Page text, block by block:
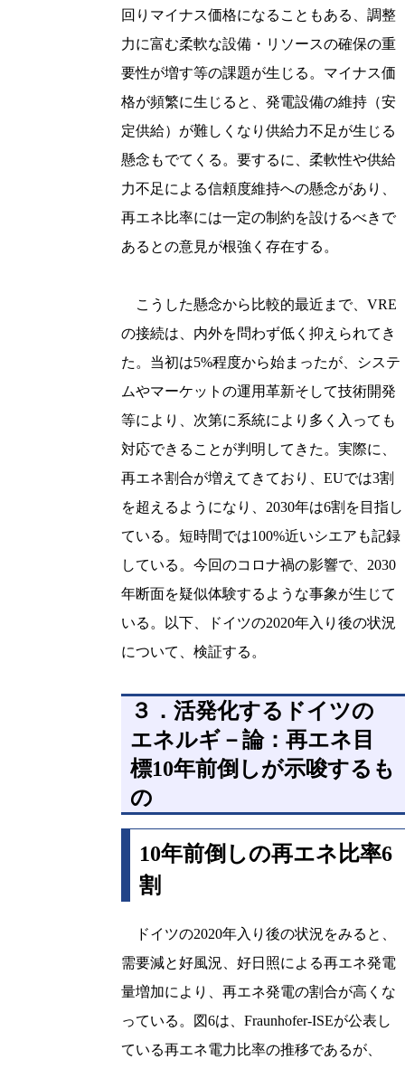
回りマイナス価格になることもある、調整
力に富む柔軟な設備・リソースの確保の重
要性が増す等の課題が生じる。マイナス価
格が頻繁に生じると、発電設備の維持（安
定供給）が難しくなり供給力不足が生じる
懸念もでてくる。要するに、柔軟性や供給
力不足による信頼度維持への懸念があり、
再エネ比率には一定の制約を設けるべきで
あるとの意見が根強く存在する。
こうした懸念から比較的最近まで、VRE
の接続は、内外を問わず低く抑えられてき
た。当初は5%程度から始まったが、システ
ムやマーケットの運用革新そして技術開発
等により、次第に系統により多く入っても
対応できることが判明してきた。実際に、
再エネ割合が増えてきており、EUでは3割
を超えるようになり、2030年は6割を目指し
ている。短時間では100%近いシエアも記録
している。今回のコロナ禍の影響で、2030
年断面を疑似体験するような事象が生じて
いる。以下、ドイツの2020年入り後の状況
について、検証する。
３．活発化するドイツの
エネルギ－論：再エネ目
標10年前倒しが示唆するも
の
10年前倒しの再エネ比率6
割
ドイツの2020年入り後の状況をみると、
需要減と好風況、好日照による再エネ発電
量増加により、再エネ発電の割合が高くな
っている。図6は、Fraunhofer-ISEが公表し
ている再エネ電力比率の推移であるが、